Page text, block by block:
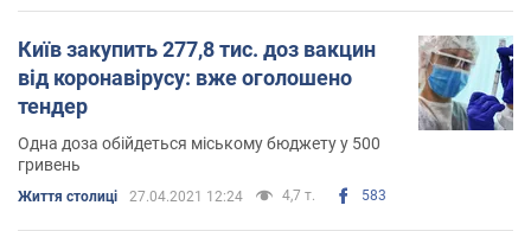
Київ закупить 277,8 тис. доз вакцин
від коронавірусу: вже оголошено
тендер
Одна доза обійдеться міському бюджету у 500
гривень
Життя столиці 27.04.2021 12:24 4,7 т. 583